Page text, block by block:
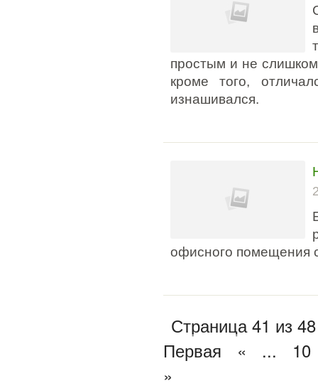
простым и не
кроме того,
изнашивался.
офисного помещения
Страница 41 из 48
Первая
« ...
10
»